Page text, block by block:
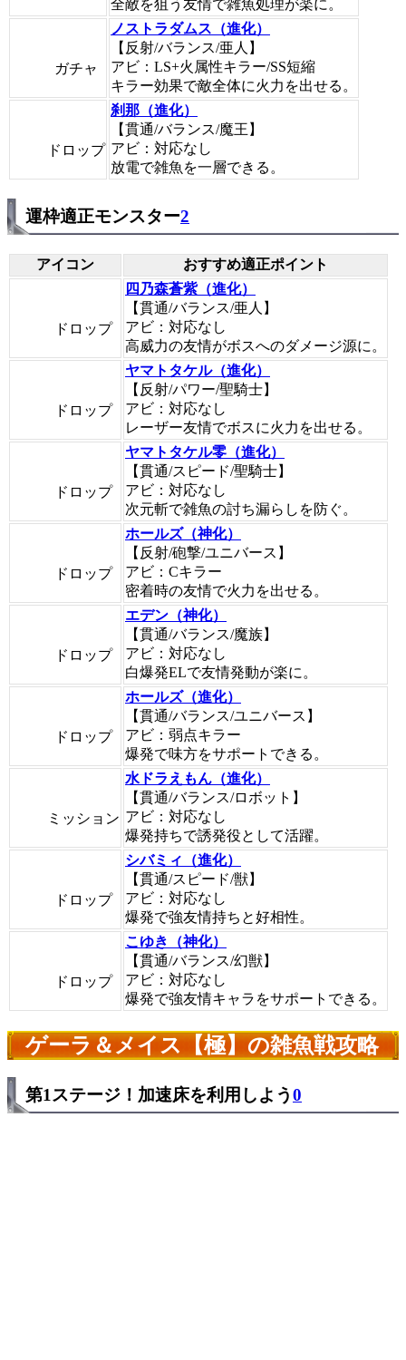
全敵を狙う友情で雑魚処理が楽に。
ガチャ
ノストラダムス（進化）
【反射/バランス/亜人】
アビ：LS+火属性キラー/SS短縮
キラー効果で敵全体に火力を出せる。
ドロップ
刹那（進化）
【貫通/バランス/魔王】
アビ：対応なし
放電で雑魚を一層できる。
運枠適正モンスター2
アイコン おすすめ適正ポイント
ドロップ
四乃森蒼紫（進化）
【貫通/バランス/亜人】
アビ：対応なし
高威力の友情がボスへのダメージ源に。
ドロップ
ヤマトタケル（進化）
【反射/パワー/聖騎士】
アビ：対応なし
レーザー友情でボスに火力を出せる。
ドロップ
ヤマトタケル零（進化）
【貫通/スピード/聖騎士】
アビ：対応なし
次元斬で雑魚の討ち漏らしを防ぐ。
ドロップ
ホールズ（神化）
【反射/砲撃/ユニバース】
アビ：Cキラー
密着時の友情で火力を出せる。
ドロップ
エデン（神化）
【貫通/バランス/魔族】
アビ：対応なし
白爆発ELで友情発動が楽に。
ドロップ
ホールズ（進化）
【貫通/バランス/ユニバース】
アビ：弱点キラー
爆発で味方をサポートできる。
ミッション
水ドラえもん（進化）
【貫通/バランス/ロボット】
アビ：対応なし
爆発持ちで誘発役として活躍。
ドロップ
シバミィ（進化）
【貫通/スピード/獣】
アビ：対応なし
爆発で強友情持ちと好相性。
ドロップ
こゆき（神化）
【貫通/バランス/幻獣】
アビ：対応なし
爆発で強友情キャラをサポートできる。
ゲーラ＆メイス【極】の雑魚戦攻略
第1ステージ！加速床を利用しよう0